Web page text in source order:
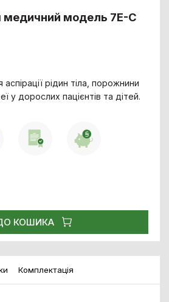
медичний модель 7E-C
рідин тіла, порожнини
у дорослих пацієнтів та дітей.
КОШИКА
Комплектація